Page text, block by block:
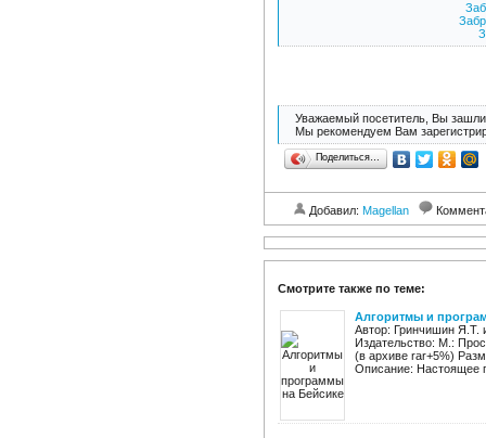
Уважаемый посетитель, Вы зашли
Мы рекомендуем Вам
Поделиться…
Добавил: Magellan
Смотрите также по теме:
Алгоритмы и
Автор: Гринчишин Я.Т.
Издательство: М.:
(в архиве rar+5%)
Описание: Настоящее